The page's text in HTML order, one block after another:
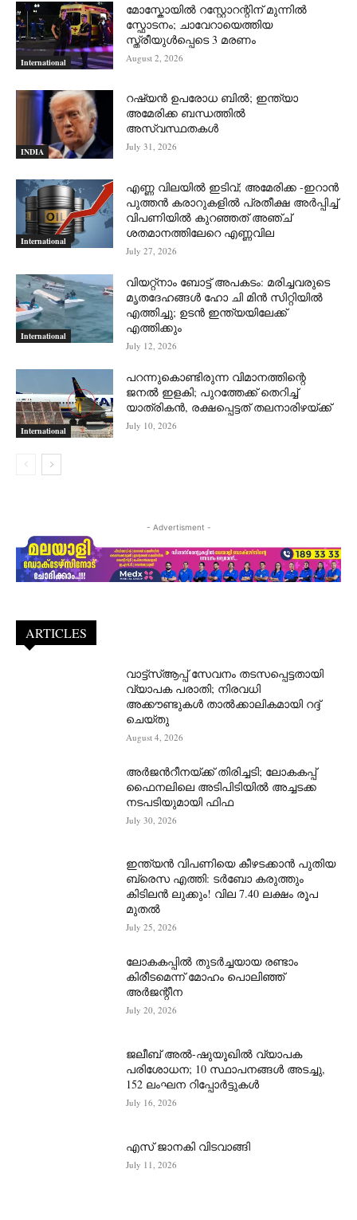
International
മോസ്കോയിൽ റസ്റ്റോറന്റിന് മുന്നിൽ
സ്ഫോടനം; ചാവേറായെത്തിയ
സ്ത്രീയുൾപ്പെടെ 3 മരണം
August 2, 2026
INDIA
റഷ്യന്‍ ഉപരോധ ബില്‍; ഇന്ത്യാ
അമേരിക്ക ബന്ധത്തില്‍
അസ്വസ്ഥതകള്‍
July 31, 2026
International
എണ്ണ വിലയില്‍ ഇടിവ്; അമേരിക്ക -ഇറാന്‍
പുത്തന്‍ കരാറുകളില്‍ പ്രതീക്ഷ അര്‍പ്പിച്ച്
വിപണിയില്‍ കുറഞ്ഞത് അഞ്ച്
ശതമാനത്തിലേറെ എണ്ണവില
July 27, 2026
International
വിയറ്റ്നാം ബോട്ട് അപകടം: മരിച്ചവരുടെ
മൃതദേഹങ്ങൾ ഹോ ചി മിൻ സിറ്റിയിൽ
എത്തിച്ചു; ഉടൻ ഇന്ത്യയിലേക്ക്
എത്തിക്കും
July 12, 2026
International
പറന്നുകൊണ്ടിരുന്ന വിമാനത്തിന്റെ
ജനൽ ഇളകി; പുറത്തേക്ക് തെറിച്ച്
യാത്രികൻ, രക്ഷപ്പെട്ടത് തലനാരിഴയ്ക്ക്
July 10, 2026
- Advertisment -
ARTICLES
വാട്ട്‌സ്ആപ്പ് സേവനം തടസപ്പെട്ടതായി
വ്യാപക പരാതി; നിരവധി
അക്കൗണ്ടുകൾ താൽക്കാലികമായി റദ്ദ്
ചെയ്തു
August 4, 2026
അർജന്‍റീനയ്ക്ക് തിരിച്ചടി; ലോകകപ്പ്
ഫൈനലിലെ അടിപിടിയിൽ അച്ചടക്ക
നടപടിയുമായി ഫിഫ
July 30, 2026
ഇന്ത്യൻ വിപണിയെ കീഴടക്കാന്‍ പുതിയ
ബ്രെസ എത്തി: ടർബോ കരുത്തും
കിടിലൻ ലുക്കും! വില 7.40 ലക്ഷം രൂപ
മുതൽ
July 25, 2026
ലോകകപ്പിൽ തുടർച്ചയായ രണ്ടാം
കിരീടമെന്ന് മോഹം പൊലിഞ്ഞ്
അർ‍ജന്റീന
July 20, 2026
ജലീബ് അൽ-ഷുയൂഖിൽ വ്യാപക
പരിശോധന; 10 സ്ഥാപനങ്ങൾ അടച്ചു,
152 ലംഘന റിപ്പോർട്ടുകൾ
July 16, 2026
എസ് ജാനകി വിടവാങ്ങി
July 11, 2026